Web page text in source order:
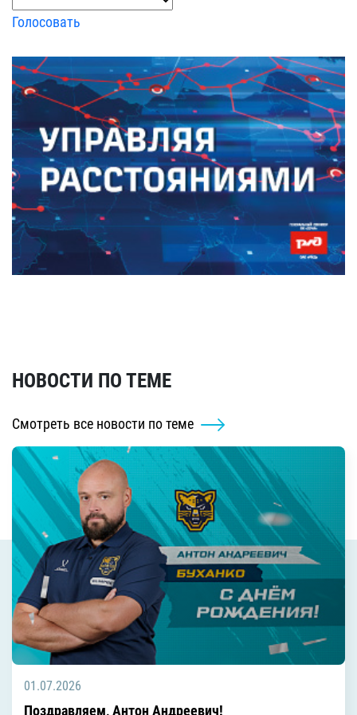
Голосовать
НОВОСТИ ПО ТЕМЕ
Смотреть все новости по теме
01.07.2026
Поздравляем, Антон Андреевич!